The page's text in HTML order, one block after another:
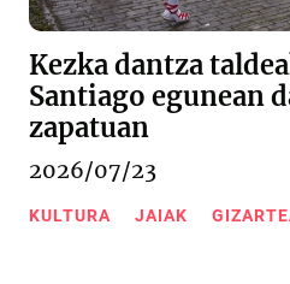
Kezka dantza
Santiago egunean
zapatuan
2026/07/23
KULTURA JAIAK